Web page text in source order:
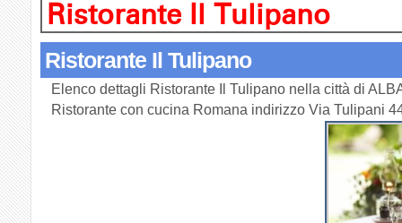
Ristorante Il Tulipano
Ristorante Il Tulipano
Elenco dettagli Ristorante Il Tulipano nella città di
Ristorante con cucina Romana indirizzo Via Tulipani